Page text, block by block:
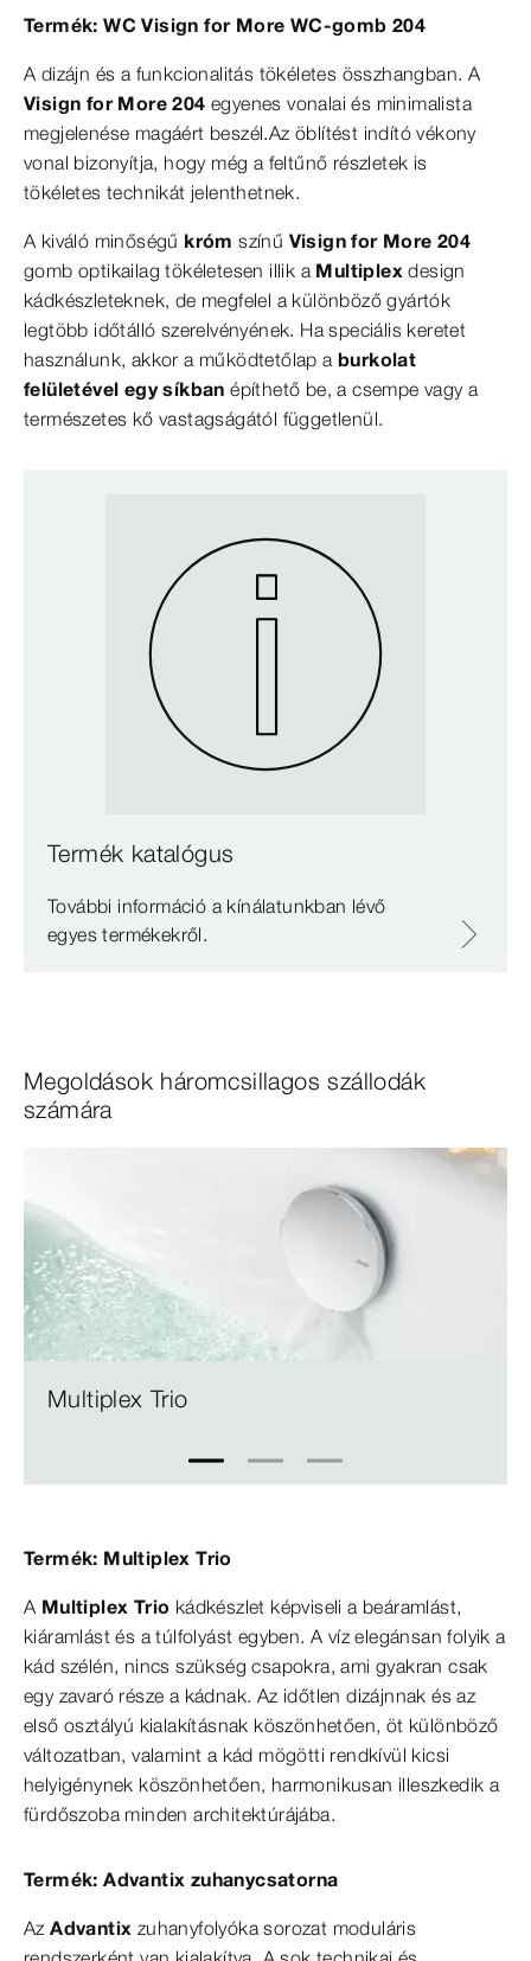
Termék: WC Visign for More WC-gomb 204
A dizájn és a funkcionalitás tökéletes összhangban. A
Visign for More 204 egyenes vonalai és minimalista
megjelenése magáért beszél.Az öblítést indító vékony
vonal bizonyítja, hogy még a feltűnő részletek is
tökéletes technikát jelenthetnek.
A kiváló minőségű krómszínű Visign for More 204
gomb optikailag tökéletesen illik a Multiplex design
kádkészleteknek, de megfelel a különböző gyártók
legtöbb időtálló szerelvényének. Ha speciális keretet
használunk, akkor a működtetőlap a burkolat
felületével egy síkban építhető be, a csempe vagy a
természetes kő vastagságától függetlenül.
Termék katalógus
További információ a kínálatunkban lévő
egyes termékekről.
Megoldások háromcsillagos szállodák
számára
Multiplex Trio
1 2 3
Termék: Multiplex Trio
A Multiplex Trio kádkészlet képviseli a beáramlást,
kiáramlást és a túlfolyást egyben. A víz elegánsan folyik a
kád szélén, nincs szükség csapokra, ami gyakran csak
egy zavaró része a kádnak. Az időtlen dizájnnak és az
első osztályú kialakításnak köszönhetően, öt különböző
változatban, valamint a kád mögötti rendkívül kicsi
helyigénynek köszönhetően, harmonikusan illeszkedik a
fürdőszoba minden architektúrájába.
Termék: Advantix zuhanycsatorna
AzAdvantix zuhanyfolyóka sorozat moduláris